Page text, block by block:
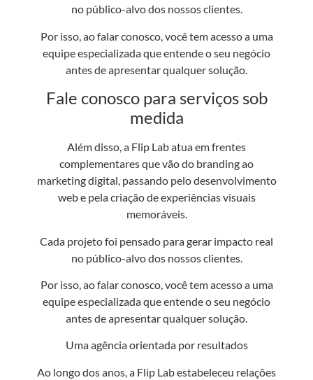
no público-alvo dos nossos clientes.
Por isso, ao falar conosco, você tem acesso a uma
equipe especializada que entende o seu negócio
antes de apresentar qualquer solução.
Fale conosco para serviços sob
medida
Além disso, a Flip Lab atua em frentes
complementares que vão do branding ao
marketing digital, passando pelo desenvolvimento
web e pela criação de experiências visuais
memoráveis.
Cada projeto foi pensado para gerar impacto real
no público-alvo dos nossos clientes.
Por isso, ao falar conosco, você tem acesso a uma
equipe especializada que entende o seu negócio
antes de apresentar qualquer solução.
Uma agência orientada por resultados
Ao longo dos anos, a Flip Lab estabeleceu relações